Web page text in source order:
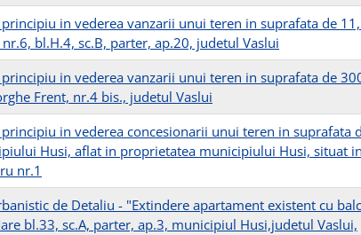
in vederea vanzarii unui teren in suprafata de
bl.H.4, sc.B, parter, ap.20, judetul Vaslui
in vederea vanzarii unui teren in suprafata de
Frent, nr.4 bis., judetul Vaslui
in vederea concesionarii unui teren in suprafata
Husi, aflat in proprietatea municipiului Husi, situat in
nr.1
de Detaliu - "Extindere apartament existent cu
bl.33, sc.A, parter, ap.3, municipiul Husi,judetul Vaslui,